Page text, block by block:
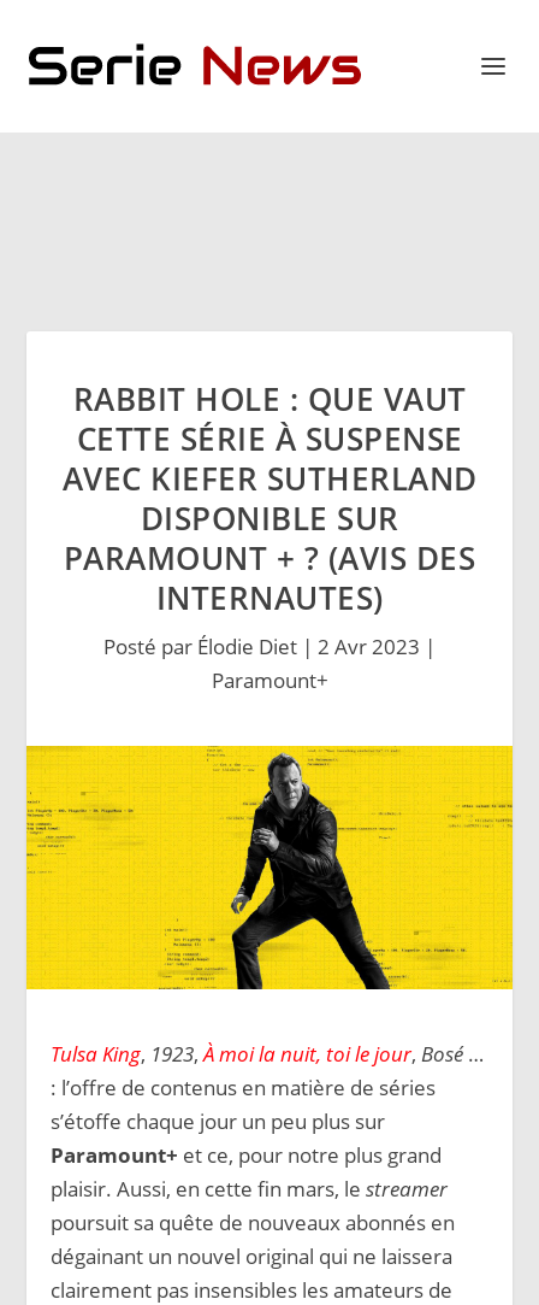
RABBIT HOLE : QUE VAUT
CETTE SÉRIE À SUSPENSE
AVEC KIEFER SUTHERLAND
DISPONIBLE SUR
PARAMOUNT + ? (AVIS DES
INTERNAUTES)
Posté par Élodie Diet | 2 Avr 2023 |
Paramount+
Tulsa King, 1923,À moi la nuit, toi le jour, Bosé…
: l’offre de contenus en matière de séries
s’étoffe chaque jour un peu plus sur
Paramount+ et ce, pour notre plus grand
plaisir. Aussi, en cette fin mars, lestreamer
poursuit sa quête de nouveaux abonnés en
dégainant un nouvel original qui ne laissera
clairement pas insensibles les amateurs de